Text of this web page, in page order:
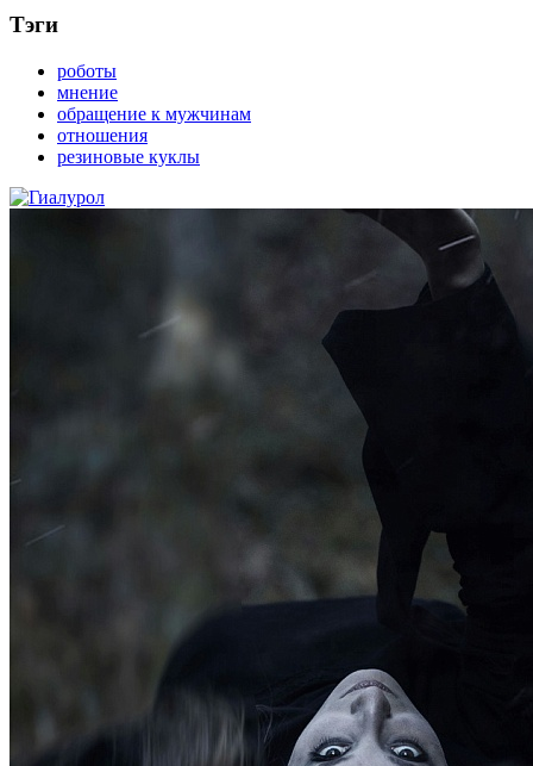
Тэги
роботы
мнение
обращение к мужчинам
отношения
резиновые куклы